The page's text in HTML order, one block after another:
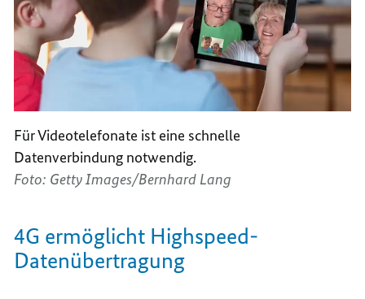
Für Videotelefonate ist eine schnelle
Datenverbindung notwendig.
Foto: Getty Images/Bernhard Lang
4G ermöglicht Highspeed-
Datenübertragung